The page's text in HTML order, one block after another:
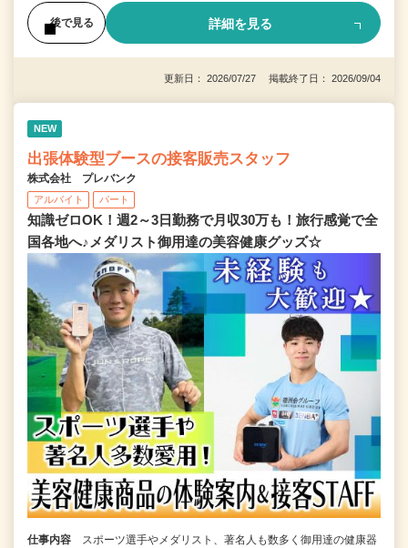
後で見る 詳細を見る
更新日： 2026/07/27 掲載終了日： 2026/09/04
NEW
出張体験型ブースの接客販売スタッフ
株式会社 プレバンク
アルバイト パート
知識ゼロOK！週2～3日勤務で月収30万も！旅行感覚で全
国各地へ♪メダリスト御用達の美容健康グッズ☆
仕事内容
スポーツ選手やメダリスト、著名人も数多く御用達の健康器